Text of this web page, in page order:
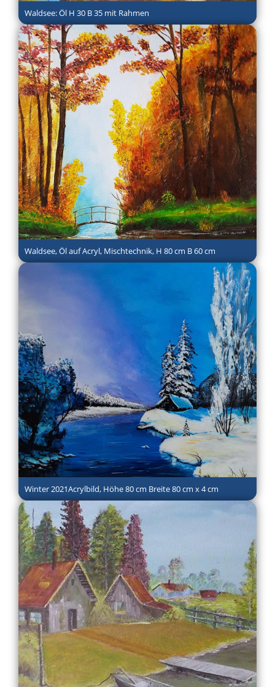
Waldsee: Öl H 30 B 35 mit Rahmen
Waldsee, Öl auf Acryl, Mischtechnik, H 80 cm B 60 cm
Winter 2021Acrylbild, Höhe 80 cm Breite 80 cm x 4 cm